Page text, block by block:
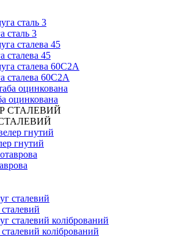
сталь 3
сталева 45
сталева 60С2А
оцинкована
гнутий
колібрований